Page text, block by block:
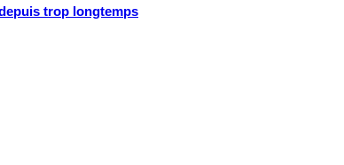
trop longtemps